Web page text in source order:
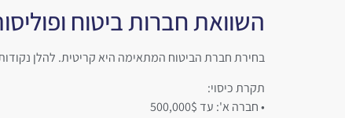
השוואת חברות ביטוח
בחירת חברת הביטוח המתאימה היא קריטית. להלן
תקרת כיסוי:
• חברה א': עד 500,000$